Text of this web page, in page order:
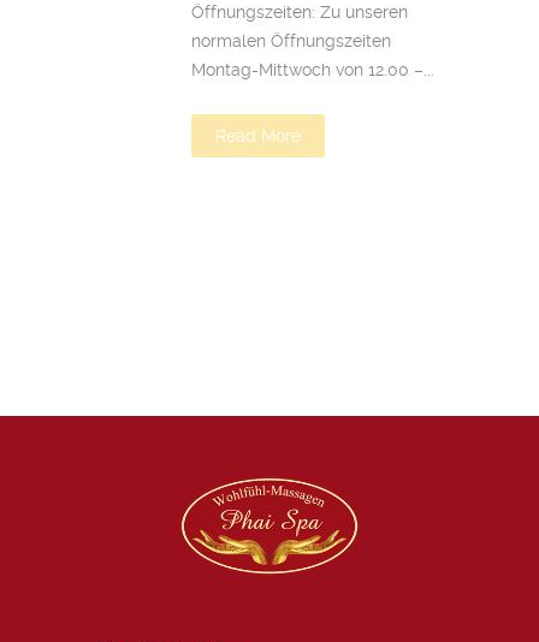
Öffnungszeiten: Zu unseren
normalen Öffnungszeiten
Montag-Mittwoch von 12.00 –...
Read More